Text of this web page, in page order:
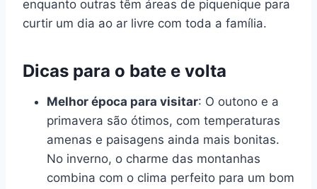
enquanto outras têm áreas de piquenique para
curtir um dia ao ar livre com toda a família.
Dicas para o bate e volta
Melhor época para visitar: O outono e a
primavera são ótimos, com temperaturas
amenas e paisagens ainda mais bonitas.
No inverno, o charme das montanhas
combina com o clima perfeito para um bom